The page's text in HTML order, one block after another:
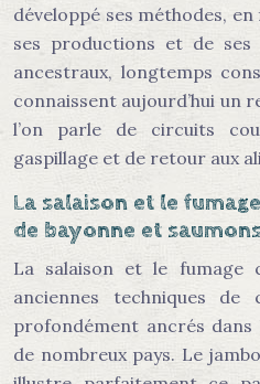
développé ses méthodes,
ses productions et de ses
ancestraux, longtemps
connaissent aujourd’hui un
l’on parle de circuits
gaspillage et de retour aux
La salaison et le
de bayonne et
La salaison et le fumage
anciennes techniques
profondément ancrés
de nombreux pays. Le